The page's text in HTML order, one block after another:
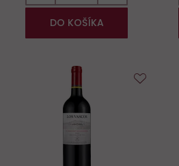
DO KOŠÍKA